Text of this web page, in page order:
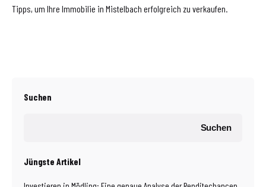
Tipps, um Ihre Immobilie in Mistelbach erfolgreich zu verkaufen.
Suchen
Suchen
Jüngste Artikel